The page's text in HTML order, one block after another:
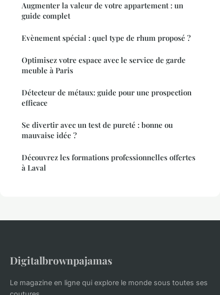
Augmenter la valeur de votre appartement : un
guide complet
Evènement spécial : quel type de rhum proposé ?
Optimisez votre espace avec le service de garde
meuble à Paris
Détecteur de métaux: guide pour une prospection
efficace
Se divertir avec un test de pureté : bonne ou
mauvaise idée ?
Découvrez les formations professionnelles offertes
à Laval
Digitalbrownpajamas
Le magazine en ligne qui explore le monde sous toutes ses